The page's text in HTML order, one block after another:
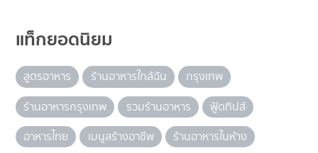
แท็กยอดนิยม
สูตรอาหาร ร้านอาหารใกล้ฉัน
กรุงเทพ
ร้านอาหารกรุงเทพ
รวมร้านอาหาร
ฟู้ดทิปส์
อาหารไทย
เมนูสร้างอาชีพ
ร้านอาหารในห้าง